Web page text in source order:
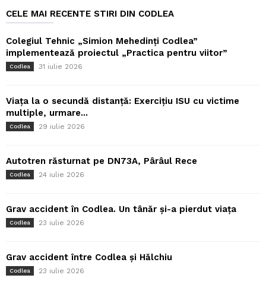
CELE MAI RECENTE STIRI DIN CODLEA
Colegiul Tehnic „Simion Mehedinți Codlea”
implementează proiectul „Practica pentru viitor”
Codlea 31 iulie 2026
Viața la o secundă distanță: Exercițiu ISU cu victime
multiple, urmare...
Codlea 29 iulie 2026
Autotren răsturnat pe DN73A, Pârâul Rece
Codlea 24 iulie 2026
Grav accident în Codlea. Un tânăr și-a pierdut viața
Codlea 23 iulie 2026
Grav accident între Codlea și Hălchiu
Codlea 23 iulie 2026